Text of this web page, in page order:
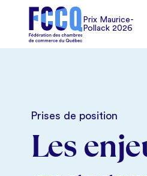
Prix Maurice-
Pollack 2026
Prises de position
Les